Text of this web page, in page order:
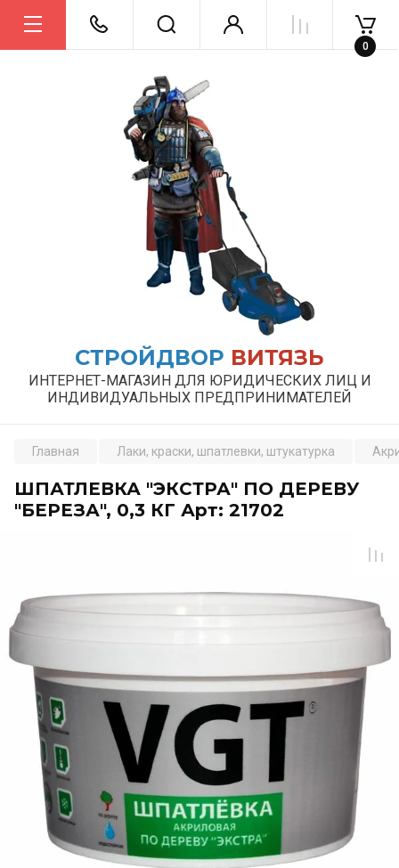
СТРОЙДВОР ВИТЯЗЬ
ИНТЕРНЕТ-МАГАЗИН ДЛЯ ЮРИДИЧЕСКИХ ЛИЦ И
ИНДИВИДУАЛЬНЫХ ПРЕДПРИНИМАТЕЛЕЙ
0
Главная Лаки, краски, шпатлевки, штукатурка
ШПАТЛЕВКА "ЭКСТРА" ПО ДЕРЕВУ
"БЕРЕЗА", 0,3 КГ Арт: 21702